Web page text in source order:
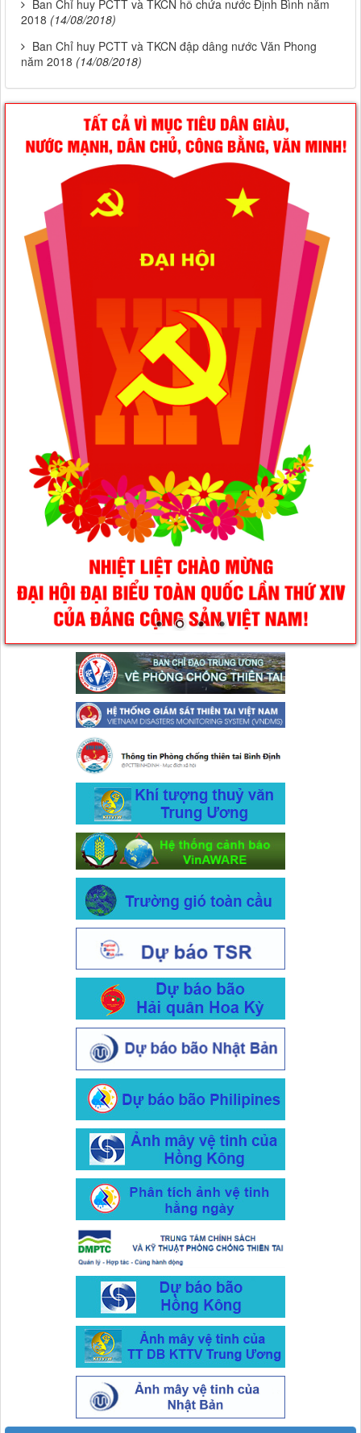
Ban Chỉ huy PCTT và TKCN hồ chứa nước Định Bình năm
2018 (14/08/2018)
Ban Chỉ huy PCTT và TKCN đập dâng nước Văn Phong
năm 2018 (14/08/2018)